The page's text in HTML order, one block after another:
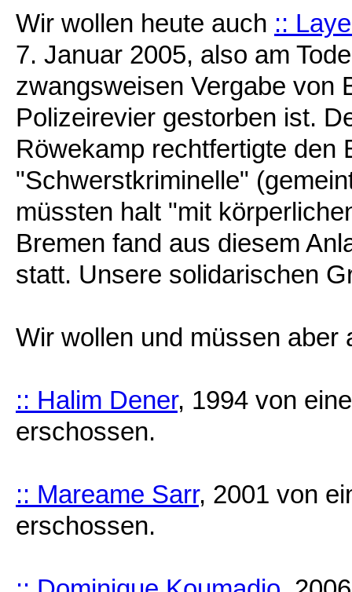
Wir wollen heute auch ::
7. Januar 2005, also am
zwangsweisen Vergabe von
Polizeirevier gestorben ist.
Röwekamp rechtfertigte den
"Schwerstkriminelle"
müssten halt "mit
Bremen fand aus diesem
statt. Unsere solidarischen
Wir wollen und müssen aber
:: Halim Dener, 1994 von
erschossen.
:: Mareame Sarr, 2001 von
erschossen.